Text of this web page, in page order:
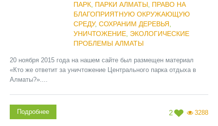
ПАРК, ПАРКИ АЛМАТЫ, ПРАВО НА
БЛАГОПРИЯТНУЮ ОКРУЖАЮЩУЮ
СРЕДУ, СОХРАНИМ ДЕРЕВЬЯ
УНИЧТОЖЕНИЕ, ЭКОЛОГИЧЕСКИЕ
ПРОБЛЕМЫ АЛМАТЫ
20 ноября 2015 года на нашем сайте был размещен материал
«Кто же ответит за уничтожение Центрального парка отдыха в
Алматы?»....
2 3288
Подробнее